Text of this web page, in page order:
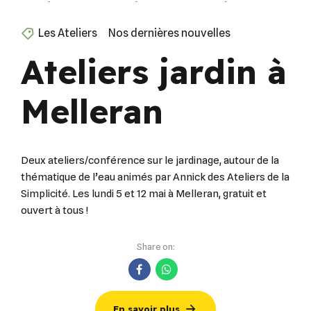
Les Ateliers Nos dernières nouvelles
Ateliers jardin à
Melleran
Deux ateliers/conférence sur le jardinage, autour de la
thématique de l’eau animés par Annick des Ateliers de la
Simplicité. Les lundi 5 et 12 mai à Melleran, gratuit et
ouvert à tous !
Share on: